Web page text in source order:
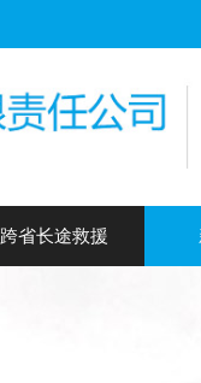
跨省长途救援